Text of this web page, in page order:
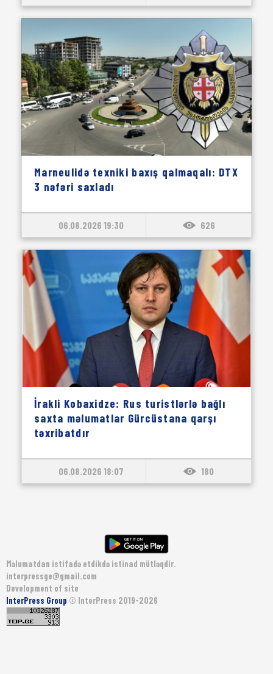
Marneulidə texniki baxış qalmaqalı: DTX
3 nəfəri saxladı
06.08.2026 19:30 626
İrakli Kobaxidze: Rus turistlərlə bağlı
saxta məlumatlar Gürcüstana qarşı
təxribatdır
06.08.2026 18:07 180
Məlumatdan istifadə etdikdə istinad mütləqdir.
interpressge@gmail.com
Development of site
InterPress Group © InterPress 2019-2026